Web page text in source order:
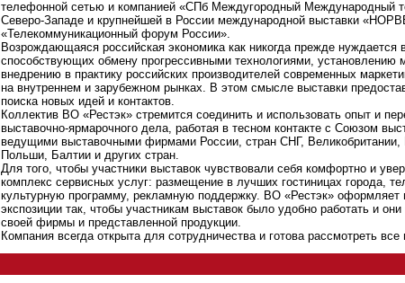
телефонной сетью и компанией «СПб Междугородный Международный
Северо-Западе и крупнейшей в России международной выставки
«Телекоммуникационный форум России».
Возрождающаяся российская экономика как никогда прежде
способствующих обмену прогрессивными технологиями, установлению
внедрению в практику российских производителей современных
на внутреннем и зарубежном рынках. В этом смысле выставки
поиска новых идей и контактов.
Коллектив ВО «Рестэк» стремится соединить и использовать опыт и
выставочно-ярмарочного дела, работая в тесном контакте с Союзом
ведущими выставочными фирмами России, стран СНГ, Великобритании,
Польши, Балтии и других стран.
Для того, чтобы участники выставок чувствовали себя комфортно и
комплекс сервисных услуг: размещение в лучших гостиницах города,
культурную программу, рекламную поддержку. ВО «Рестэк» оформляет
экспозиции так, чтобы участникам выставок было удобно работать и
своей фирмы и представленной продукции.
Компания всегда открыта для сотрудничества и готова рассмотреть